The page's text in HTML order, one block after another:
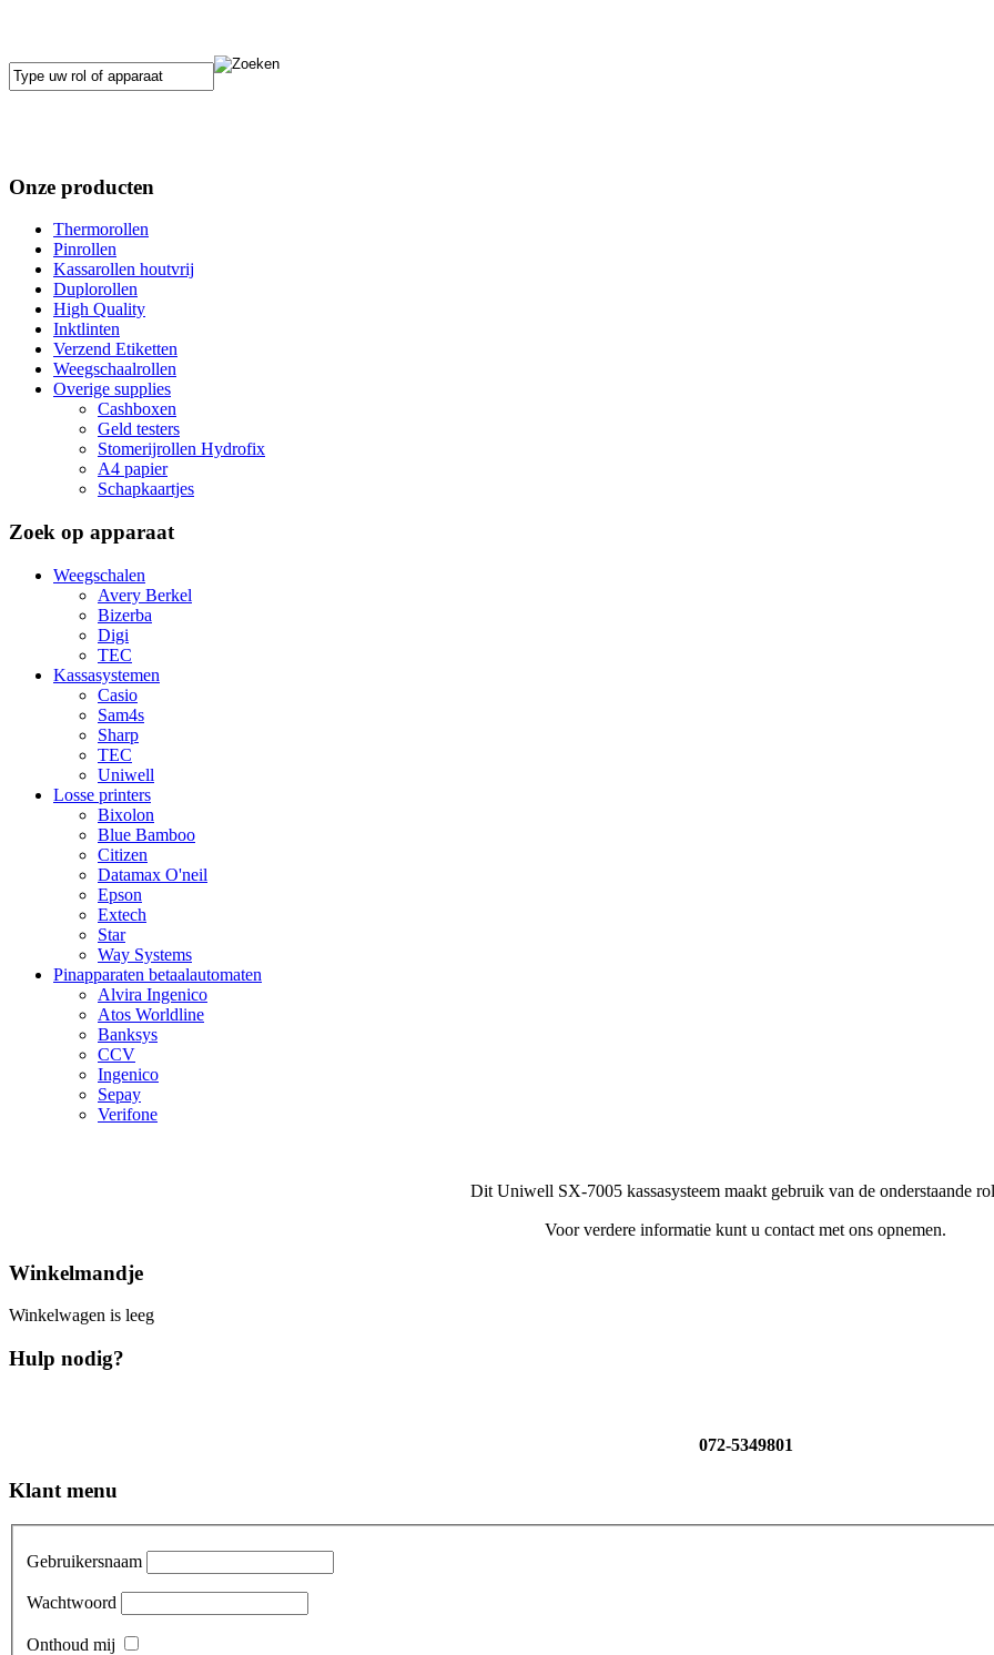
Onze producten
Thermorollen
Pinrollen
Kassarollen houtvrij
Duplorollen
High Quality
Inktlinten
Verzend Etiketten
Weegschaalrollen
Overige supplies
Cashboxen
Geld testers
Stomerijrollen Hydrofix
A4 papier
Schapkaartjes
Zoek op apparaat
Weegschalen
Avery Berkel
Bizerba
Digi
TEC
Kassasystemen
Casio
Sam4s
Sharp
TEC
Uniwell
Losse printers
Bixolon
Blue Bamboo
Citizen
Datamax O'neil
Epson
Extech
Star
Way Systems
Pinapparaten betaalautomaten
Alvira Ingenico
Atos Worldline
Banksys
CCV
Ingenico
Sepay
Verifone
Dit Uniwell SX-7005 kassasysteem maakt gebruik van de onderstaande
Voor verdere informatie kunt u contact met ons opnemen.
Winkelmandje
Winkelwagen is leeg
Hulp nodig?
072-5349801
Klant menu
Gebruikersnaam
Wachtwoord
Onthoud mij